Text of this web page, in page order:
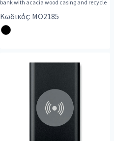
bank with acacia wood casing and recycle
Κωδικός: MO2185